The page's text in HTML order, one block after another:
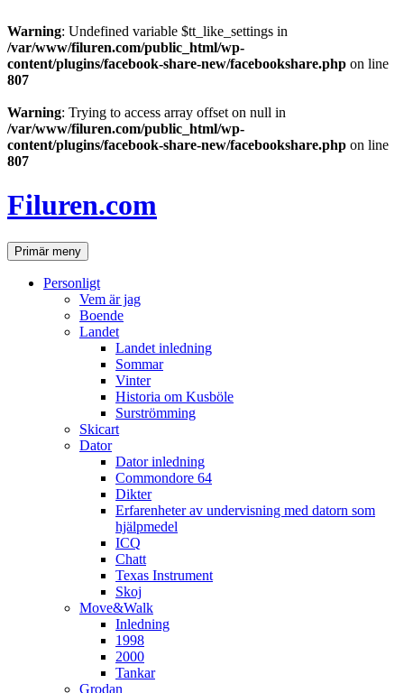
Warning: Undefined variable $tt_like_settings in
/var/www/filuren.com/public_html/wp-
content/plugins/facebook-share-new/facebookshare.php on line
807
Warning: Trying to access array offset on null in
/var/www/filuren.com/public_html/wp-
content/plugins/facebook-share-new/facebookshare.php on line
807
till
innehåll
Filuren.com
SökPrimär meny
Personligt
Vem är jag
Boende
Landet
Landet inledning
Sommar
Vinter
Historia om Kusböle
Surströmming
Skicart
Dator
Dator inledning
Commondore 64
Dikter
Erfarenheter av undervisning med datorn som
hjälpmedel
ICQ
Chatt
Texas Instrument
Skoj
Move&Walk
Inledning
1998
2000
Tankar
Grodan